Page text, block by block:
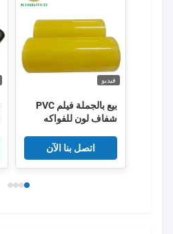
فيديو
بيع بالجملة فيلم PVC
شفاف لون للفواكه
اتصل بنا الآن